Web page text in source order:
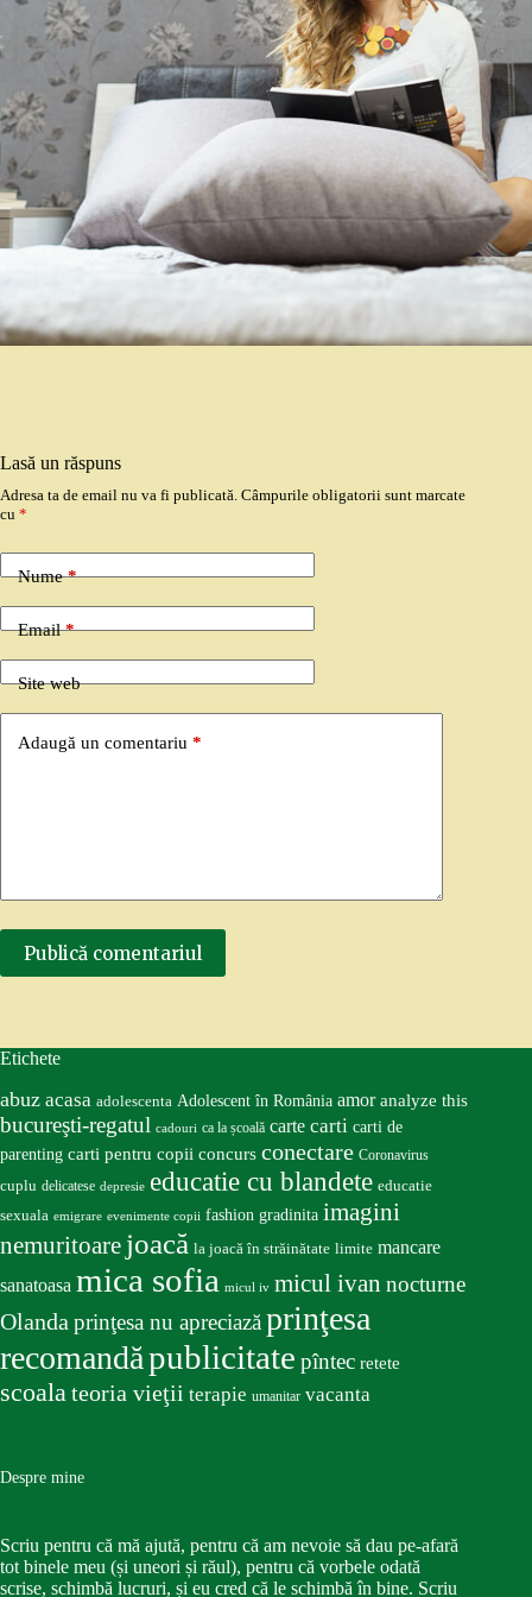
Lasă un răspuns
Adresa ta de email nu va fi publicată. Câmpurile obligatorii sunt marcate
cu *
Nume*
Email*
Site web
Adaugă un comentariu *
Publică comentariul
Etichete
abuz acasa adolescenta Adolescent în România amor analyze this
bucureşti-regatul cadouri ca la școală carte carti carti de
parenting carti pentru copii concurs conectare Coronavirus
cuplu delicatese depresie educatie cu blandete educatie
sexuala emigrare evenimente copii fashion gradinita imagini
nemuritoare joacă la joacă în străinătate limite mancare
sanatoasa mica sofia micul iv micul ivan nocturne
Olandaprinţesa nu apreciazăprinţesa
recomandăpublicitate pîntec retete
scoalateoria vieţii terapie umanitar vacanta
Despre mine
Scriu pentru că mă ajută, pentru că am nevoie să dau pe-afară
tot binele meu (și uneori și răul), pentru că vorbele odată
scrise, schimbă lucruri, și eu cred că le schimbă în bine. Scriu